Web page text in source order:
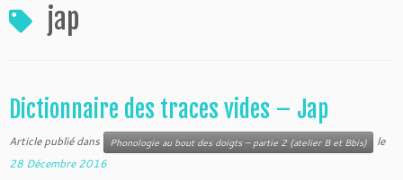
jap
Dictionnaire des traces vides – Jap
Article publié dans Phonologie au bout des doigts – partie 2 (atelier B et Bbis)
le
28 Décembre 2016